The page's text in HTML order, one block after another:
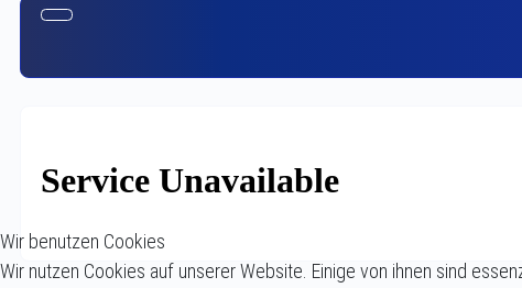
Wir benutzen Cookies
Wir nutzen Cookies auf unserer Website. Einige von ihnen sind